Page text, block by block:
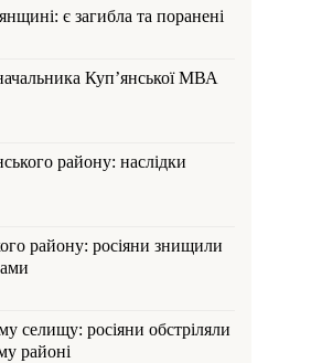
є загибла та поранені
Купʼянської МВА
району: наслідки
району: росіяни знищили
селищу: росіяни обстріляли
районі